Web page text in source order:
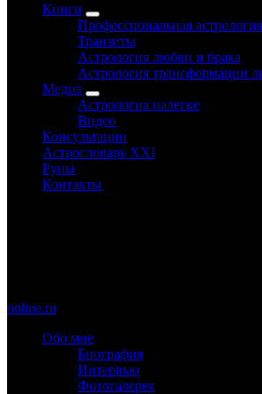
Книги
Профессиональная астрология
Транзиты
Астрология любви и брака
Астрология трансформации
Медиа
Астрология налегке
Видео
Консультации
Астрословарь XXI
Руны
Контакты
online.ru
Обо мне
Биография
Интервью
Фотогалерея